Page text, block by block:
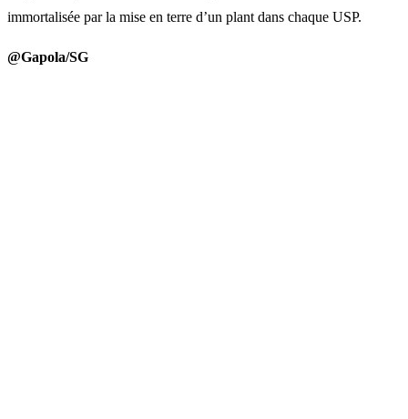
immortalisée par la mise en terre d’un plant dans chaque USP.
@Gapola/SG